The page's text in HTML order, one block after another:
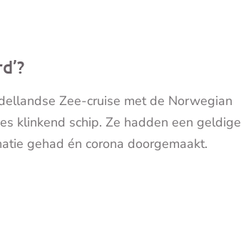
Zee-cruise met de Norwegian
klinkend schip. Ze hadden een geldige
gehad én corona doorgemaakt.